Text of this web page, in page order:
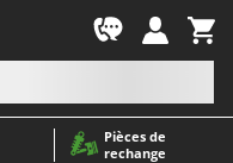
Pièces de
rechange